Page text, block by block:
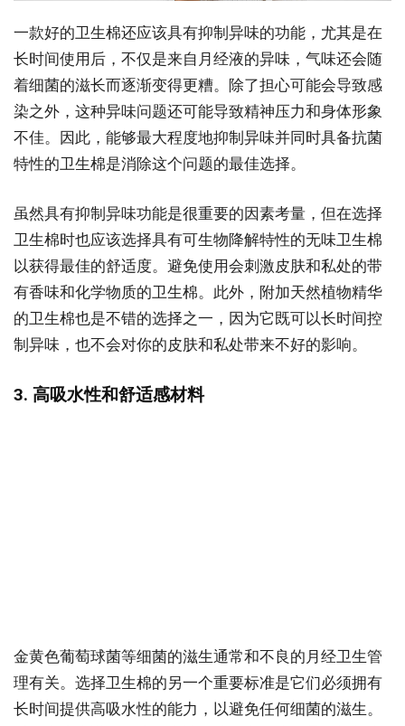
一款好的卫生棉还应该具有抑制异味的功能，尤其是在
长时间使用后，不仅是来自月经液的异味，气味还会随
着细菌的滋长而逐渐变得更糟。除了担心可能会导致感
染之外，这种异味问题还可能导致精神压力和身体形象
不佳。因此，能够最大程度地抑制异味并同时具备抗菌
特性的卫生棉是消除这个问题的最佳选择。
虽然具有抑制异味功能是很重要的因素考量，但在选择
卫生棉时也应该选择具有可生物降解特性的无味卫生棉
以获得最佳的舒适度。避免使用会刺激皮肤和私处的带
有香味和化学物质的卫生棉。此外，附加天然植物精华
的卫生棉也是不错的选择之一，因为它既可以长时间控
制异味，也不会对你的皮肤和私处带来不好的影响。
3. 高吸水性和舒适感材料
金黄色葡萄球菌等细菌的滋生通常和不良的月经卫生管
理有关。选择卫生棉的另一个重要标准是它们必须拥有
长时间提供高吸水性的能力，以避免任何细菌的滋生。